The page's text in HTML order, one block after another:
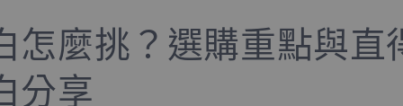
怎麼挑？選購重點與
分享